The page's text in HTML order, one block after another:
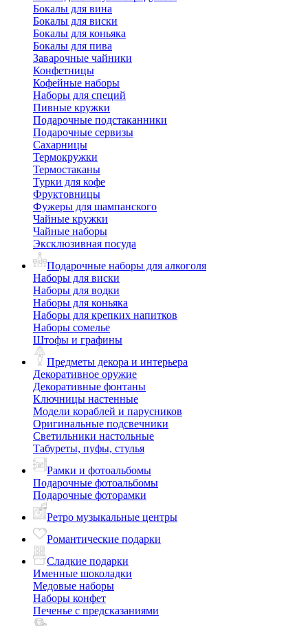
Бокалы для вина
Бокалы для виски
Бокалы для коньяка
Бокалы для пива
Заварочные чайники
Конфетницы
Кофейные наборы
Наборы для специй
Пивные кружки
Подарочные подстаканники
Подарочные сервизы
Сахарницы
Термокружки
Термостаканы
Турки для кофе
Фруктовницы
Фужеры для шампанского
Чайные кружки
Чайные наборы
Эксклюзивная посуда
Подарочные наборы для алкоголя
Наборы для виски
Наборы для водки
Наборы для коньяка
Наборы для крепких напитков
Наборы сомелье
Штофы и графины
Предметы декора и интерьера
Декоративное оружие
Декоративные фонтаны
Ключницы настенные
Модели кораблей и парусников
Оригинальные подсвечники
Светильники настольные
Табуреты, пуфы, стулья
Рамки и фотоальбомы
Подарочные фотоальбомы
Подарочные фоторамки
Ретро музыкальные центры
Романтические подарки
Сладкие подарки
Именные шоколадки
Медовые наборы
Наборы конфет
Печенье с предсказаниями